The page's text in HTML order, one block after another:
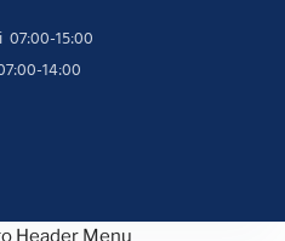
07:00-15:00
14:00